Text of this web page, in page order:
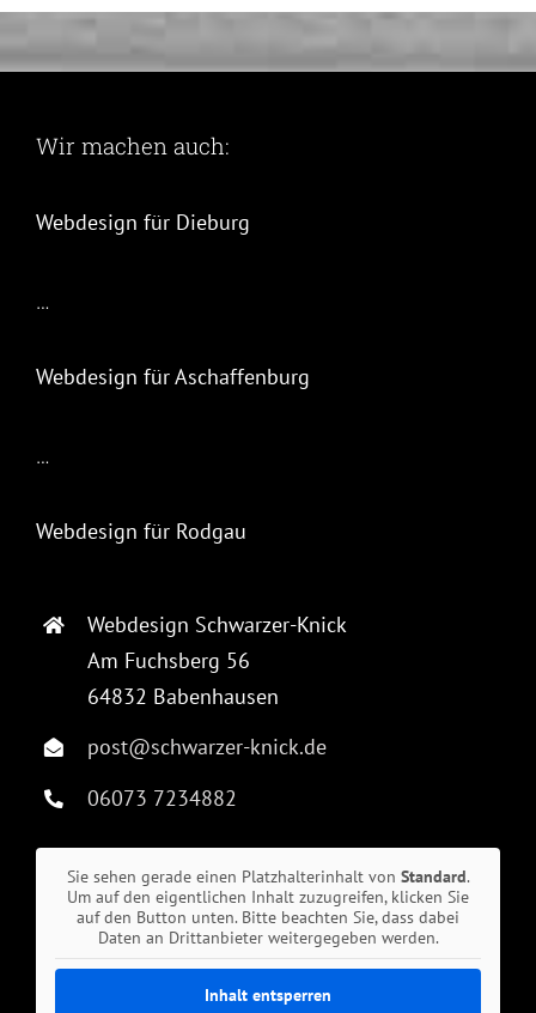
Wir machen auch:
Webdesign für Dieburg
…
Webdesign für Aschaffenburg
…
Webdesign für Rodgau
Webdesign Schwarzer-Knick
Am Fuchsberg 56
64832 Babenhausen
post@schwarzer-knick.de
06073 7234882
Sie sehen gerade einen Platzhalterinhalt von Standard.
Um auf den eigentlichen Inhalt zuzugreifen, klicken Sie
auf den Button unten. Bitte beachten Sie, dass dabei
Daten an Drittanbieter weitergegeben werden.
Inhalt entsperren